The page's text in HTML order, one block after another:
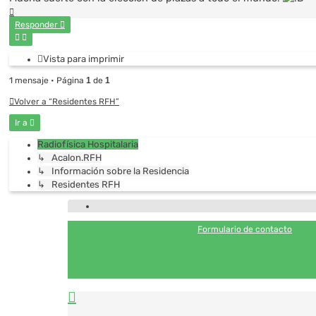
Responder
Vista para imprimir
1 mensaje • Página 1 de 1
Volver a “Residentes RFH”
Ir a
Radiofísica Hospitalaria
↳ Acalon.RFH
↳ Información sobre la Residencia
↳ Residentes RFH
Formulario de contacto